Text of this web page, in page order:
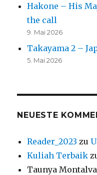
Hakone – His
the call
9. Mai 2026
Takayama 2 –
5. Mai 2026
NEUESTE
Reader_2023 zu
Kuliah Terbaik
Taunya